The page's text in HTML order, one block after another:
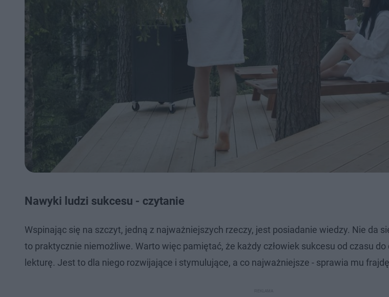
Nawyki ludzi sukcesu - czytanie
Wspinając się na szczyt, jedną z najważniejszych rzeczy, jest posiadanie wiedzy. Nie da
to praktycznie niemożliwe. Warto więc pamiętać, że każdy człowiek sukcesu od czasu do
lekturę. Jest to dla niego rozwijające i stymulujące, a co najważniejsze - sprawia mu